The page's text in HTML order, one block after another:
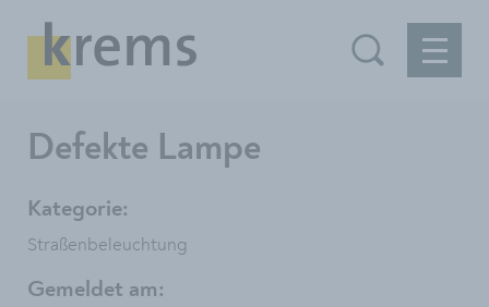
Defekte Lampe
Kategorie:
Straßenbeleuchtung
Gemeldet am: